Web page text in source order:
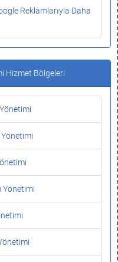
Reklamlarıyla Daha
Hizmet Bölgeleri
Yönetimi